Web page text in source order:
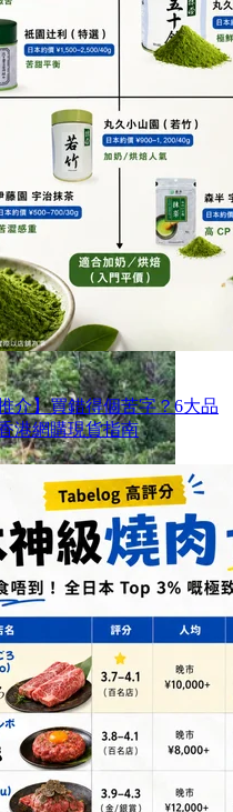
介】買錯得個苦字？6大品
港網購現貨指南